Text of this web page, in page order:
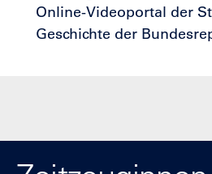
Online-Videoportal der
Geschichte der